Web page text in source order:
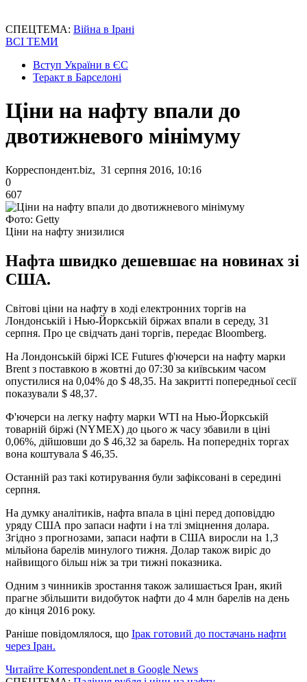
СПЕЦТЕМА: Війна в Ірані
ВСІ ТЕМИ
Вступ України в ЄС
Теракт в Барселоні
Ціни на нафту впали до
двотижневого мінімуму
Корреспондент.biz, 31 серпня 2016, 10:16
0
607
Фото: Getty
Ціни на нафту знизилися
Нафта швидко дешевшає на новинах зі
США.
Світові ціни на нафту в ході електронних торгів на
Лондонській і Нью-Йоркській біржах впали в середу, 31
серпня. Про це свідчать дані торгів, передає Bloomberg.
На Лондонській біржі ICE Futures ф'ючерси на нафту марки
Brent з поставкою в жовтні до 07:30 за київським часом
опустилися на 0,04% до $ 48,35. На закритті попередньої сесії
показували $ 48,37.
Ф'ючерси на легку нафту марки WTI на Нью-Йоркській
товарній біржі (NYMEX) до цього ж часу збавили в ціні
0,06%, дійшовши до $ 46,32 за барель. На попередніх торгах
вона коштувала $ 46,35.
Останній раз такі котирування були зафіксовані в середині
серпня.
На думку аналітиків, нафта впала в ціні перед доповіддю
уряду США про запаси нафти і на тлі зміцнення долара.
Згідно з прогнозами, запаси нафти в США виросли на 1,3
мільйона барелів минулого тижня. Долар також виріс до
найвищого більш ніж за три тижні показника.
Одним з чинників зростання також залишається Іран, який
прагне збільшити видобуток нафти до 4 млн барелів на день
до кінця 2016 року.
Раніше повідомлялося, що Ірак готовий до постачань нафти
через Іран.
Читайте Korrespondent.net в Google News